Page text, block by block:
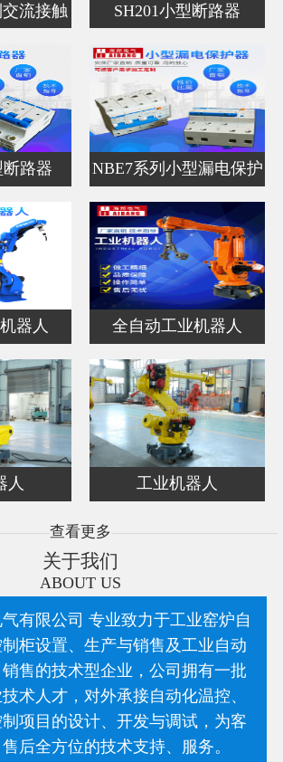
交流接触
SH201小型断路器
路器
NBE7系列小型漏电保护
器
器人 全自动工业机器人
人 工业机器人
查看更多
关于我们
ABOUT US
有限公司 专业致力于工业窑炉自
柜设置、生产与销售及工业自动
售的技术型企业，公司拥有一批
术人才，对外承接自动化温控、
项目的设计、开发与调试，为客
后全方位的技术支持、服务。